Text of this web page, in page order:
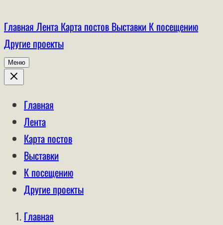
Главная Лента Карта постов Выставки К посещению
Другие проекты
Меню
Главная
Лента
Карта постов
Выставки
К посещению
Другие проекты
Главная